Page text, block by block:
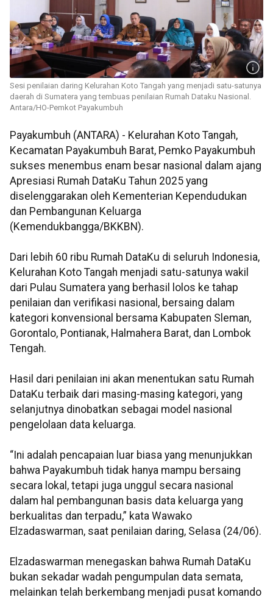
Sesi penilaian daring Kelurahan Koto Tangah yang menjadi satu-satunya
daerah di Sumatera yang tembuas penilaian Rumah Dataku Nasional.
Antara/HO-Pemkot Payakumbuh
Payakumbuh (ANTARA) - Kelurahan Koto Tangah,
Kecamatan Payakumbuh Barat, Pemko Payakumbuh
sukses menembus enam besar nasional dalam ajang
Apresiasi Rumah DataKu Tahun 2025 yang
diselenggarakan oleh Kementerian Kependudukan
dan Pembangunan Keluarga
(Kemendukbangga/BKKBN).
Dari lebih 60 ribu Rumah DataKu di seluruh Indonesia,
Kelurahan Koto Tangah menjadi satu-satunya wakil
dari Pulau Sumatera yang berhasil lolos ke tahap
penilaian dan verifikasi nasional, bersaing dalam
kategori konvensional bersama Kabupaten Sleman,
Gorontalo, Pontianak, Halmahera Barat, dan Lombok
Tengah.
Hasil dari penilaian ini akan menentukan satu Rumah
DataKu terbaik dari masing-masing kategori, yang
selanjutnya dinobatkan sebagai model nasional
pengelolaan data keluarga.
“Ini adalah pencapaian luar biasa yang menunjukkan
bahwa Payakumbuh tidak hanya mampu bersaing
secara lokal, tetapi juga unggul secara nasional
dalam hal pembangunan basis data keluarga yang
berkualitas dan terpadu,” kata Wawako
Elzadaswarman, saat penilaian daring, Selasa (24/06).
Elzadaswarman menegaskan bahwa Rumah DataKu
bukan sekadar wadah pengumpulan data semata,
melainkan telah berkembang menjadi pusat komando